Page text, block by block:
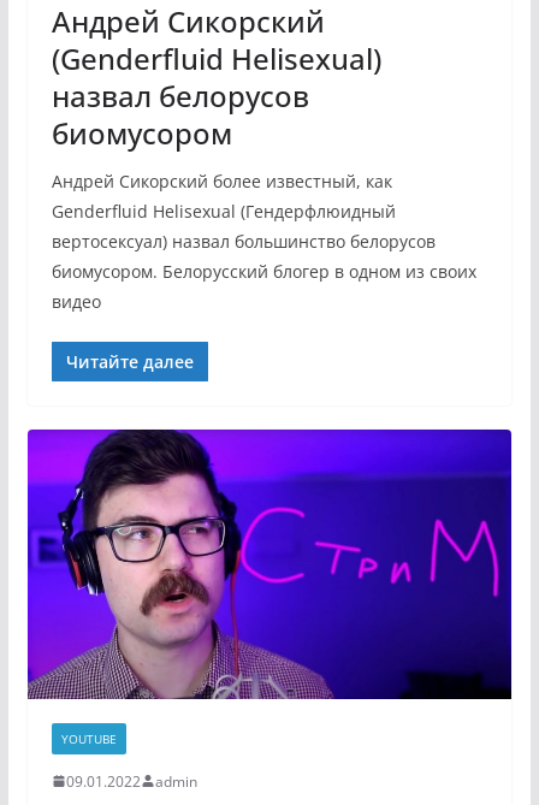
Андрей Сикорский
(Genderfluid Helisexual)
назвал белорусов
биомусором
Андрей Сикорский более известный, как
Genderfluid Helisexual (Гендерфлюидный
вертосексуал) назвал большинство белорусов
биомусором. Белорусский блогер в одном из своих
видео
Читайте далее
YOUTUBE
09.01.2022 admin